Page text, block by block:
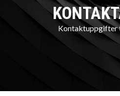
Kontaktuppgifter